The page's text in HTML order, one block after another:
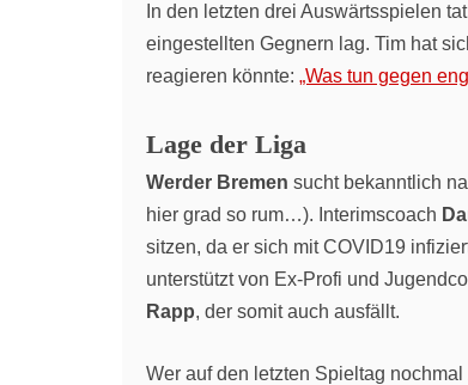
In den letzten drei Auswärtsspielen
eingestellten Gegnern lag. Tim hat
reagieren könnte: „Was tun gegen
Lage der Liga
Werder Bremen sucht bekanntlich
hier grad so rum…). Interimscoach
sitzen, da er sich mit COVID19
unterstützt von Ex-Profi und
Rapp, der somit auch ausfällt.
Wer auf den letzten Spieltag